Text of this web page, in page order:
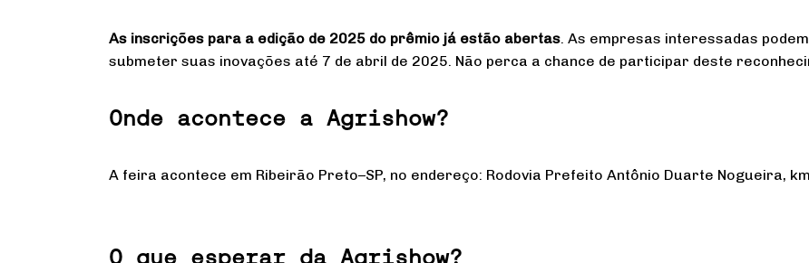
As inscrições para a edição de 2025 do prêmio já estão abertas. As empresas interessadas
submeter suas inovações até 7 de abril de 2025. Não perca a chance de participar deste
Onde acontece a Agrishow?
A feira acontece em Ribeirão Preto–SP, no endereço: Rodovia Prefeito Antônio Duarte Nogueira,
O que esperar da Agrishow?